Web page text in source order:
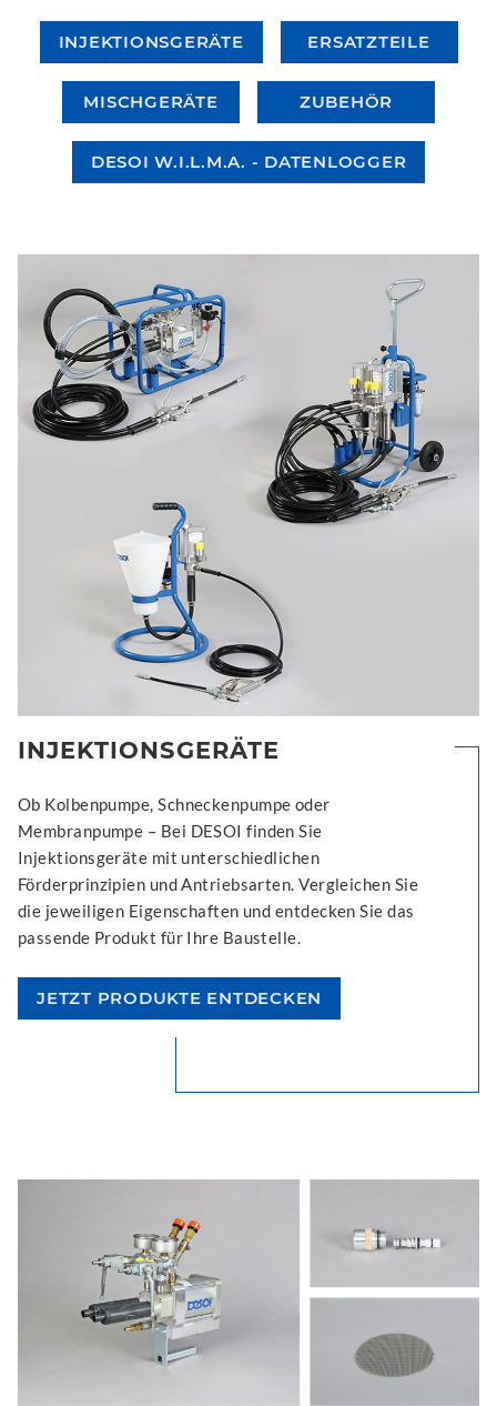
INJEKTIONSGERÄTE ERSATZTEILE
MISCHGERÄTE ZUBEHÖR
DESOI W.I.L.M.A. - DATENLOGGER
INJEKTIONSGERÄTE
Ob Kolbenpumpe, Schneckenpumpe oder
Membranpumpe – Bei DESOI finden Sie
Injektionsgeräte mit unterschiedlichen
Förderprinzipien und Antriebsarten. Vergleichen Sie
die jeweiligen Eigenschaften und entdecken Sie das
passende Produkt für Ihre Baustelle.
JETZT PRODUKTE ENTDECKEN